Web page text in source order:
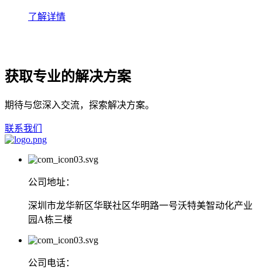
了解详情
获取专业的解决方案
期待与您深入交流，探索解决方案。
联系我们
公司地址：
深圳市龙华新区华联社区华明路一号沃特美智动化产业
园A栋三楼
公司电话：